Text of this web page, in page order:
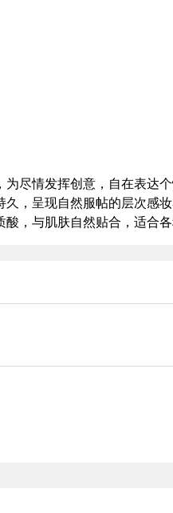
尽情发挥创意，自在表达
，呈现自然服帖的层次感
肌肤自然贴合，适合各种肤